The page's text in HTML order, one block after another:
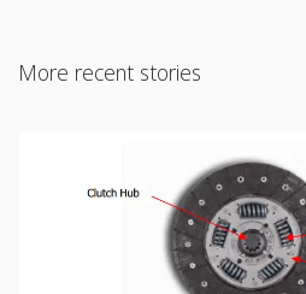
More recent stories